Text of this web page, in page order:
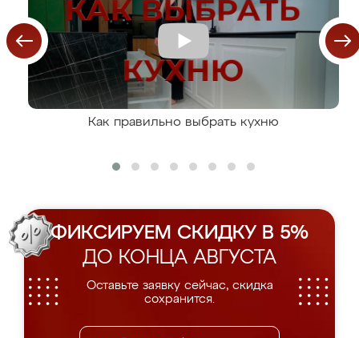
Как правильно выбрать кухню
ФИКСИРУЕМ СКИДКУ В 5%
ДО КОНЦА АВГУСТА
Оставьте заявку сейчас, скидка
сохранится.